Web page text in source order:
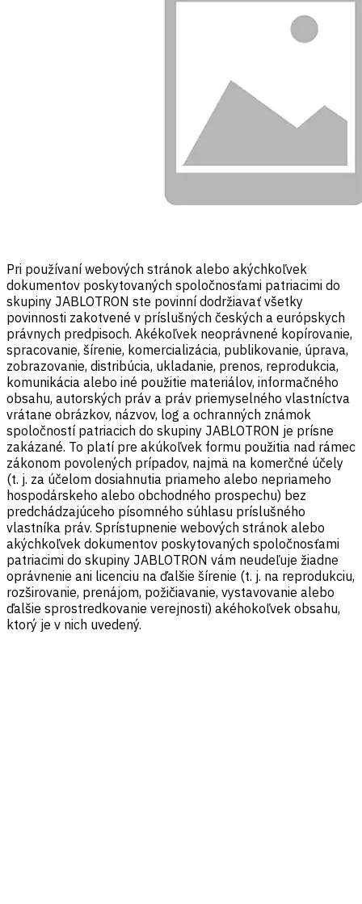
Pri používaní webových stránok alebo akýchkoľvek
dokumentov poskytovaných spoločnosťami patriacimi do
skupiny JABLOTRON ste povinní dodržiavať všetky
povinnosti zakotvené v príslušných českých a európskych
právnych predpisoch. Akékoľvek neoprávnené kopírovanie,
spracovanie, šírenie, komercializácia, publikovanie, úprava,
zobrazovanie, distribúcia, ukladanie, prenos, reprodukcia,
komunikácia alebo iné použitie materiálov, informačného
obsahu, autorských práv a práv priemyselného vlastníctva
vrátane obrázkov, názvov, log a ochranných známok
spoločností patriacich do skupiny JABLOTRON je prísne
zakázané. To platí pre akúkoľvek formu použitia nad rámec
zákonom povolených prípadov, najmä na komerčné účely
(t. j. za účelom dosiahnutia priameho alebo nepriameho
hospodárskeho alebo obchodného prospechu) bez
predchádzajúceho písomného súhlasu príslušného
vlastníka práv. Sprístupnenie webových stránok alebo
akýchkoľvek dokumentov poskytovaných spoločnosťami
patriacimi do skupiny JABLOTRON vám neudeľuje žiadne
oprávnenie ani licenciu na ďalšie šírenie (t. j. na reprodukciu,
rozširovanie, prenájom, požičiavanie, vystavovanie alebo
ďalšie sprostredkovanie verejnosti) akéhokoľvek obsahu,
ktorý je v nich uvedený.